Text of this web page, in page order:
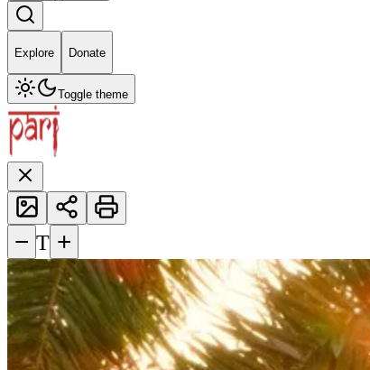
Explore Donate
Toggle theme
− T +